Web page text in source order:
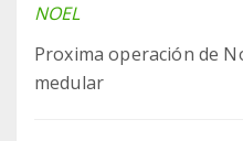
NOEL
Proxima operación de
medular